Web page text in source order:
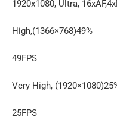
1920х1080, Ultra,
High,(1366×768)49%
49FPS
Very High,
25FPS